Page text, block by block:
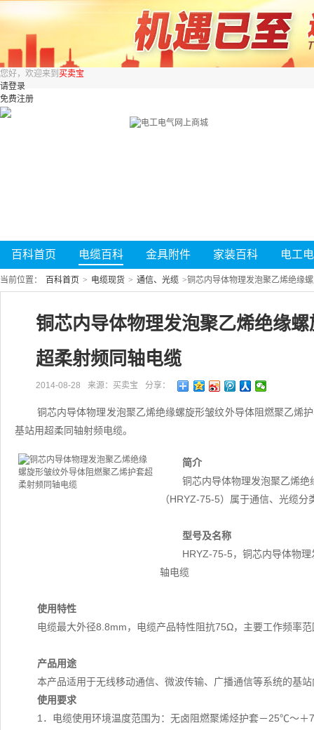
您好，欢迎来到 买卖宝
请登录
免费注册
百科首页 电缆百科 金具附件 家装百科 电工
当前位置： 百科首页 > 电缆现货 > 通信、光缆 >铜芯内导体物理发泡聚乙烯绝缘
铜芯内导体物理发泡聚乙烯绝缘
超柔射频同轴电缆
2014-08-28 来源：买卖宝 分享：
铜芯内导体物理发泡聚乙烯绝缘螺旋形皱纹外导体阻燃聚乙烯
基站用超柔同轴射频电缆。
简介
铜芯内导体物理发泡聚乙烯
（HRYZ-75-5）属于通信、光缆
型号及名称
HRYZ-75-5，铜芯内导体物
轴电缆
使用特性
电缆最大外径8.8mm，电缆产品特性阻抗75Ω，主要工作频率
产品用途
本产品适用于无线移动通信、微波传输、广播通信等系统的基
使用要求
1．电缆使用环境温度范围为：无卤阻燃聚烯烃护套－25℃～